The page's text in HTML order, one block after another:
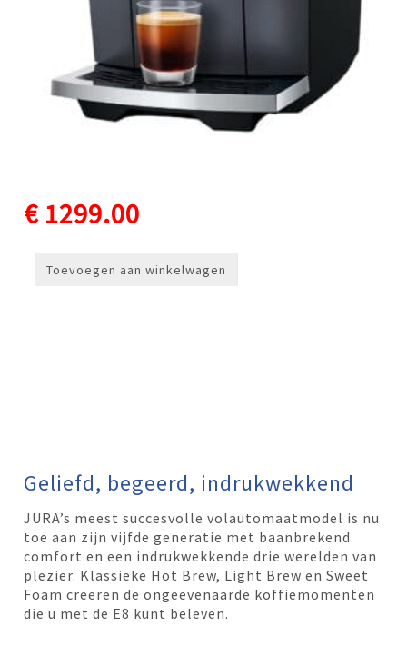
€ 1299.00
Toevoegen aan winkelwagen
Geliefd, begeerd, indrukwekkend
JURA’s meest succesvolle volautomaatmodel is nu
toe aan zijn vijfde generatie met baanbrekend
comfort en een indrukwekkende drie werelden van
plezier. Klassieke Hot Brew, Light Brew en Sweet
Foam creëren de ongeëvenaarde koffiemomenten
die u met de E8 kunt beleven.